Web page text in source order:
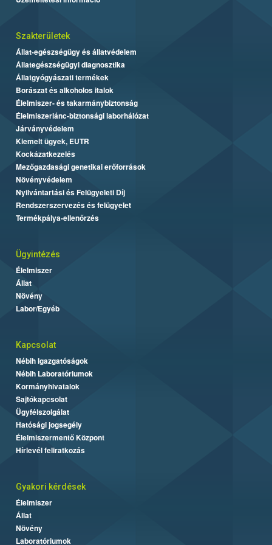
Szakterületek
Állat-egészségügy és állatvédelem
Állategészségügyi diagnosztika
Állatgyógyászati termékek
Borászat és alkoholos italok
Élelmiszer- és takarmánybiztonság
Élelmiszerlánc-biztonsági laborhálózat
Járványvédelem
Kiemelt ügyek, EUTR
Kockázatkezelés
Mezőgazdasági genetikai erőforrások
Növényvédelem
Nyilvántartási és Felügyeleti Díj
Rendszerszervezés és felügyelet
Termékpálya-ellenőrzés
Ügyintézés
Élelmiszer
Állat
Növény
Labor/Egyéb
Kapcsolat
Nébih Igazgatóságok
Nébih Laboratóriumok
Kormányhivatalok
Sajtókapcsolat
Ügyfélszolgálat
Hatósági jogsegély
Élelmiszermentő Központ
Hírlevél feliratkozás
Gyakori kérdések
Élelmiszer
Állat
Növény
Laboratóriumok